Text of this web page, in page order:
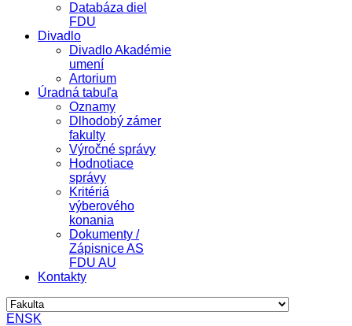
Databáza diel
FDU
Divadlo
Divadlo Akadémie
umení
Artorium
Úradná tabuľa
Oznamy
Dlhodobý zámer
fakulty
Výročné správy
Hodnotiace
správy
Kritériá
výberového
konania
Dokumenty /
Zápisnice AS
FDU AU
Kontakty
EN SK